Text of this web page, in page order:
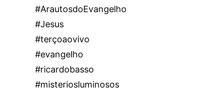
#ArautosdoEvangelho
#Jesus
#terçoaovivo
#evangelho
#ricardobasso
#misteriosluminosos